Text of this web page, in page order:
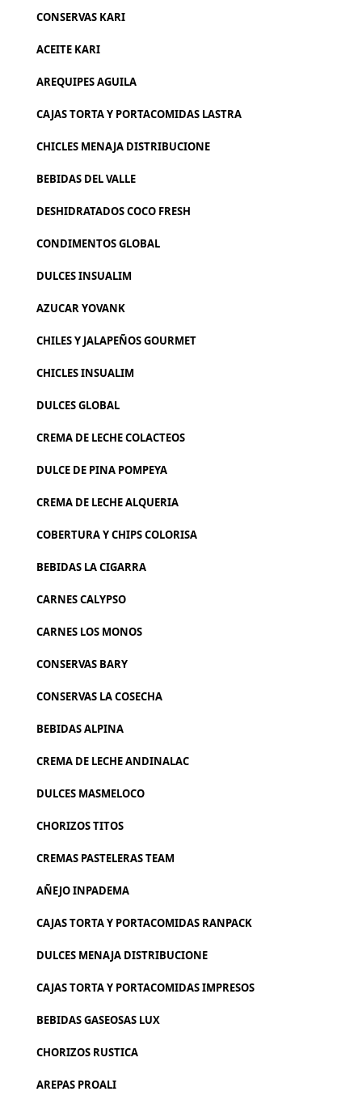
CONSERVAS KARI
ACEITE KARI
AREQUIPES AGUILA
CAJAS TORTA Y PORTACOMIDAS LASTRA
CHICLES MENAJA DISTRIBUCIONE
BEBIDAS DEL VALLE
DESHIDRATADOS COCO FRESH
CONDIMENTOS GLOBAL
DULCES INSUALIM
AZUCAR YOVANK
CHILES Y JALAPEÑOS GOURMET
CHICLES INSUALIM
DULCES GLOBAL
CREMA DE LECHE COLACTEOS
DULCE DE PINA POMPEYA
CREMA DE LECHE ALQUERIA
COBERTURA Y CHIPS COLORISA
BEBIDAS LA CIGARRA
CARNES CALYPSO
CARNES LOS MONOS
CONSERVAS BARY
CONSERVAS LA COSECHA
BEBIDAS ALPINA
CREMA DE LECHE ANDINALAC
DULCES MASMELOCO
CHORIZOS TITOS
CREMAS PASTELERAS TEAM
AÑEJO INPADEMA
CAJAS TORTA Y PORTACOMIDAS RANPACK
DULCES MENAJA DISTRIBUCIONE
CAJAS TORTA Y PORTACOMIDAS IMPRESOS
BEBIDAS GASEOSAS LUX
CHORIZOS RUSTICA
AREPAS PROALI